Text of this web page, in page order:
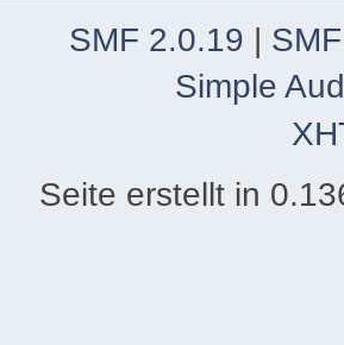
SMF 2.0.19 |
Simple
Seite erstellt in